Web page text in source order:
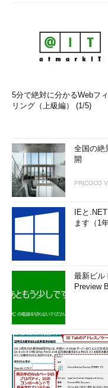
確かにIT業界は流れも
次に出てきます。それは
だからこそ、「焦らず
皆さんも人材コンサル
著者紹介
服部泰三（
テクノブレ
コンサルタント
早稲田大学教育学部卒
面談を経験。「転職」
ンの提案に定評がある
談」をモットーに日々
コンサルティング会社
介事業協会 人材紹介コ
5分で絶対に分かるWebフ
リング（上級編） (1/5)
全国の絶
開
PR(COCO
IEと
ます（1
最新ビル
Preview